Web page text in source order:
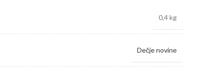
0,4 kg
Dečje novine